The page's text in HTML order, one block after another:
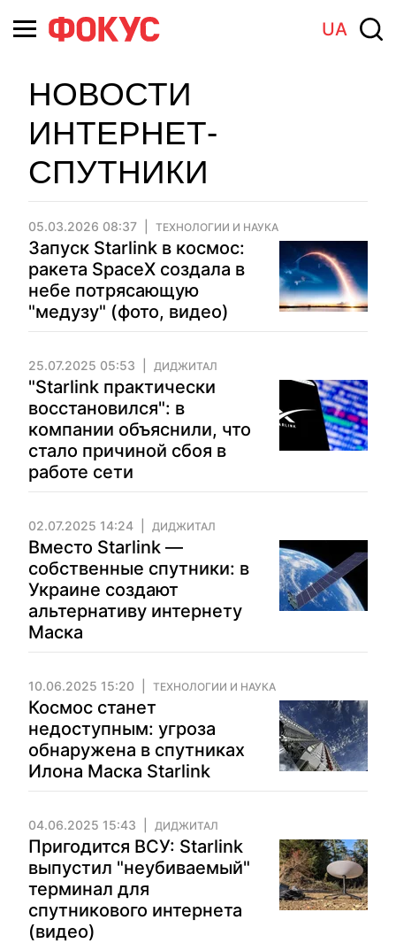
UA
НОВОСТИ
ИНТЕРНЕТ-
СПУТНИКИ
05.03.2026 08:37 ТЕХНОЛОГИИ И НАУКА
Запуск Starlink в космос:
ракета SpaceX создала в
небе потрясающую
"медузу" (фото, видео)
25.07.2025 05:53 ДИДЖИТАЛ
"Starlink практически
восстановился": в
компании объяснили, что
стало причиной сбоя в
работе сети
02.07.2025 14:24 ДИДЖИТАЛ
Вместо Starlink —
собственные спутники: в
Украине создают
альтернативу интернету
Маска
10.06.2025 15:20 ТЕХНОЛОГИИ И НАУКА
Космос станет
недоступным: угроза
обнаружена в спутниках
Илона Маска Starlink
04.06.2025 15:43 ДИДЖИТАЛ
Пригодится ВСУ: Starlink
выпустил "неубиваемый"
терминал для
спутникового интернета
(видео)